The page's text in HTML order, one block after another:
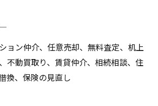
ョン仲介、任意売却、無料査定、机上
不動買取り、賃貸仲介、相続相談、住
換、保険の見直し